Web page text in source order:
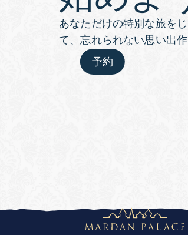
あなただけの特別な旅を
て、忘れられない思い出
予約